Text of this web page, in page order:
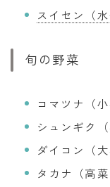
スイセン（水
旬の野菜
コマツナ（小
シュンギク（
ダイコン（大
タカナ（高菜